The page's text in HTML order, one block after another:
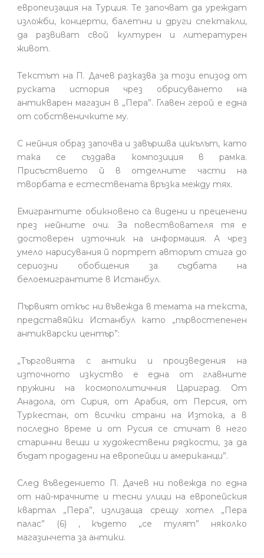
европеизация на Турция. Те започват да уреждат
изложби, концерти, балетни и други спектакли,
да развиват свой културен и литературен
живот.
Текстът на П. Дачев разказва за този епизод от
руската история чрез обрисуването на
антикварен магазин в „Пера”. Главен герой е една
от собственичките му.
С нейния образ започва и завършва цикълът, като
така се създава композиция в рамка.
Присъствието й в отделните части на
творбата е естествената връзка между тях.
Емигрантите обикновено са видени и преценени
през нейните очи. За повествователя тя е
достоверен източник на информация. А чрез
умело нарисувания й портрет авторът стига до
сериозни обобщения за съдбата на
белоемигрантите в Истанбул.
Първият откъс ни въвежда в темата на текста,
представяйки Истанбул като „първостепенен
антикварски център”:
„Търговията с антики и произведения на
източното изкуство е една от главните
пружини на космополитичния Цариград. От
Анадола, от Сирия, от Арабия, от Персия, от
Туркестан, от всички страни на Изтока, а в
последно време и от Русия се стичат в него
старинни вещи и художествени рядкости, за да
бъдат продадени на европейци и американци”.
След въведението П. Дачев ни повежда по една
от най-мрачните и тесни улици на европейския
квартал „Пера”, излизаща срещу хотел „Пера
палас” (6) , където „се тулят” няколко
магазинчета за антики.